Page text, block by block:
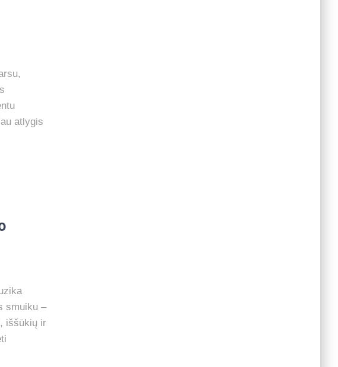
atlygis
smuiku –
iššūkių ir